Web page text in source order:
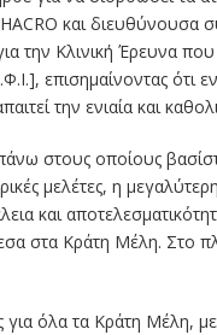
και διευθύνουσα
την Κλινική Έρευνα
επισημαίνοντας
την ενιαία και
στους οποίους
μελέτες, η
και
στα Κράτη Μέλη. Στο
για όλα τα Κράτη Μέλη,